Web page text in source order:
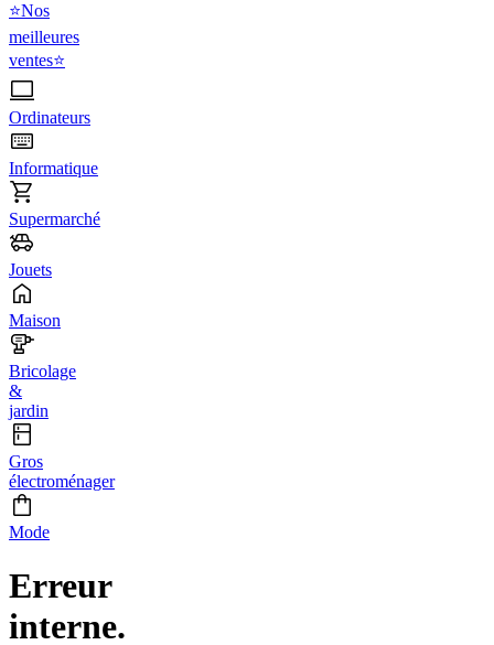
⭐Nos
meilleures
ventes⭐
Ordinateurs
Informatique
Supermarché
Jouets
Maison
Bricolage
&
jardin
Gros
électroménager
Mode
Erreur
interne.